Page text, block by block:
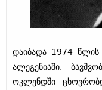
დაიბადა 1974 წლის
ალეგენიაში.
ოკლენდში